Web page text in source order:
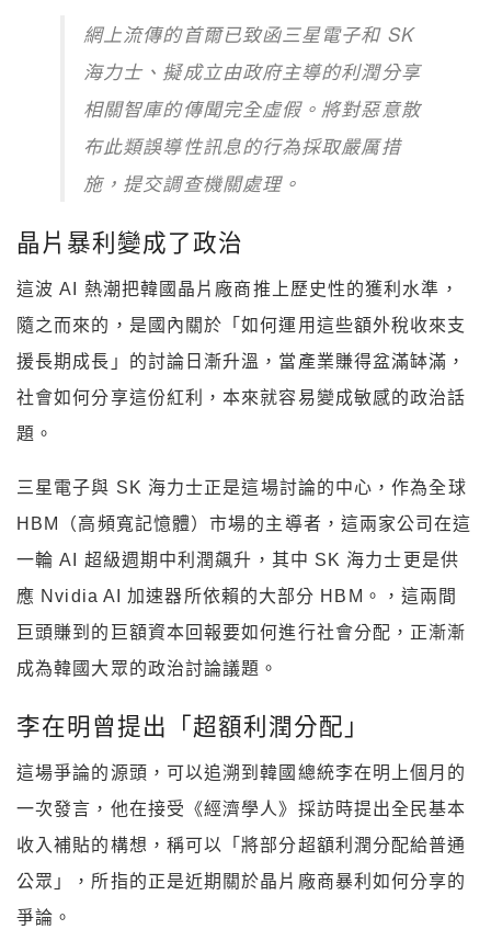
網上流傳的首爾已致函三星電子和 SK
海力士、擬成立由政府主導的利潤分享
相關智庫的傳聞完全虛假。將對惡意散
布此類誤導性訊息的行為採取嚴厲措
施，提交調查機關處理。
晶片暴利變成了政治
這波 AI 熱潮把韓國晶片廠商推上歷史性的獲利水準，
隨之而來的，是國內關於「如何運用這些額外稅收來支
援長期成長」的討論日漸升溫，當產業賺得盆滿缽滿，
社會如何分享這份紅利，本來就容易變成敏感的政治話
題。
三星電子與 SK 海力士正是這場討論的中心，作為全球
HBM（高頻寬記憶體）市場的主導者，這兩家公司在這
一輪 AI 超級週期中利潤飆升，其中 SK 海力士更是供
應 Nvidia AI 加速器所依賴的大部分 HBM。，這兩間
巨頭賺到的巨額資本回報要如何進行社會分配，正漸漸
成為韓國大眾的政治討論議題。
李在明曾提出「超額利潤分配」
這場爭論的源頭，可以追溯到韓國總統李在明上個月的
一次發言，他在接受《經濟學人》採訪時提出全民基本
收入補貼的構想，稱可以「將部分超額利潤分配給普通
公眾」，所指的正是近期關於晶片廠商暴利如何分享的
爭論。